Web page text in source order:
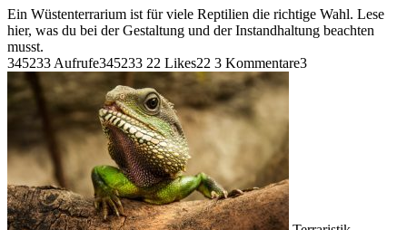
Ein Wüstenterrarium ist für viele Reptilien die richtige Wahl. Lese
hier, was du bei der Gestaltung und der Instandhaltung beachten
musst.
345233 Aufrufe345233 22 Likes22 3 Kommentare3